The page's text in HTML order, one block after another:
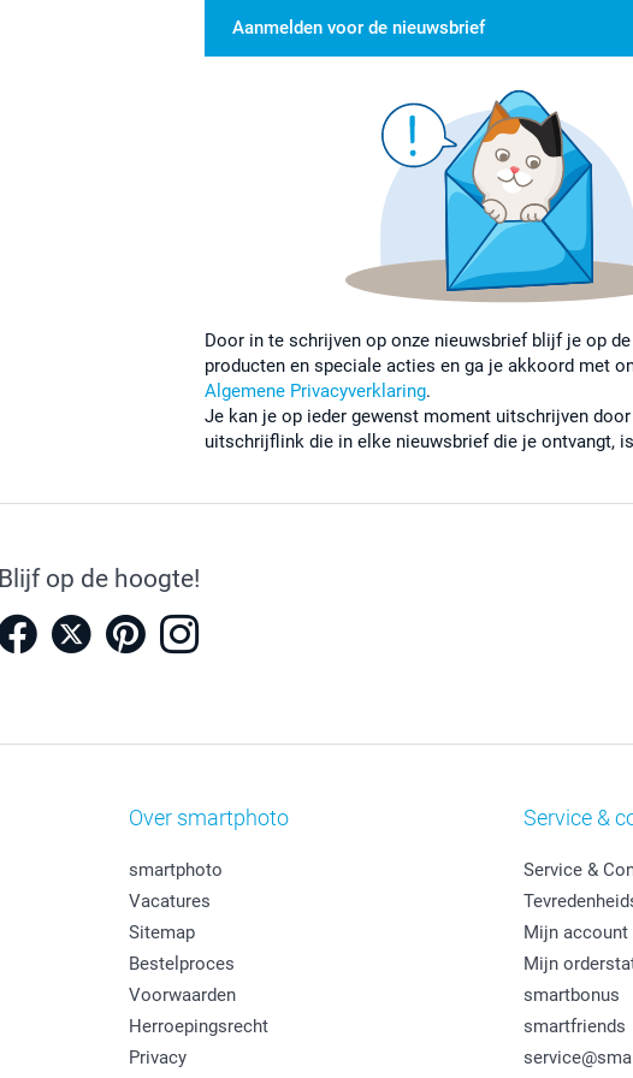
Aanmelden voor de nieuwsbrief
Door in te schrijven op onze nieuwsbrief blijf je op
producten en speciale acties en ga je akkoord met
Algemene Privacyverklaring.
Je kan je op ieder gewenst moment uitschrijven
uitschrijflink die in elke nieuwsbrief die je ontvangt,
Blijf op de hoogte!
Over smartphoto
smartphoto
Vacatures
Sitemap
Bestelproces
Voorwaarden
Herroepingsrecht
Privacy
Service &
Service &
Mijn account
Mijn
smartbonus
smartfriends